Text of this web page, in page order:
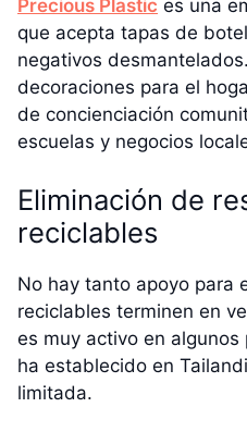
Precious Plastic es una
que acepta tapas de
negativos
decoraciones para el
de concienciación
escuelas y negocios
Eliminación de
reciclables
No hay tanto apoyo para
reciclables terminen en
es muy activo en
ha establecido en
limitada.